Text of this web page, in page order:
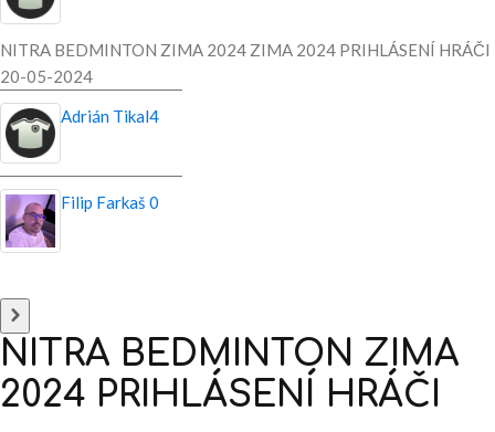
NITRA BEDMINTON ZIMA 2024 ZIMA 2024 PRIHLÁSENÍ HRÁČI
20-05-2024
Adrián Tikal4
Filip Farkaš 0
NITRA BEDMINTON ZIMA
2024 PRIHLÁSENÍ HRÁČI